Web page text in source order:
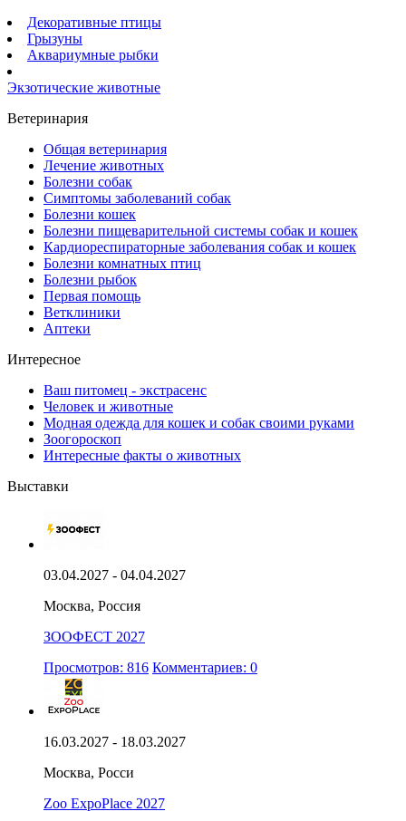
Декоративные птицы
Грызуны
Аквариумные рыбки
Экзотические животные
Ветеринария
Общая ветеринария
Лечение животных
Болезни собак
Симптомы заболеваний собак
Болезни кошек
Болезни пищеварительной системы собак и кошек
Кардиореспираторные заболевания собак и кошек
Болезни комнатных птиц
Болезни рыбок
Первая помощь
Ветклиники
Аптеки
Интересное
Ваш питомец - экстрасенс
Человек и животные
Модная одежда для кошек и собак своими руками
Зоогороскоп
Интересные факты о животных
Выставки
03.04.2027 - 04.04.2027
Москва, Россия
ЗООФЕСТ 2027
Просмотров: 816 Комментариев: 0
16.03.2027 - 18.03.2027
Москва, Росси
Zoo ExpoPlace 2027